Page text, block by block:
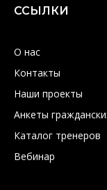
ССЫЛКИ
О нас
Контакты
Наши проекты
Анкеты
Каталог тренеров
Вебинар